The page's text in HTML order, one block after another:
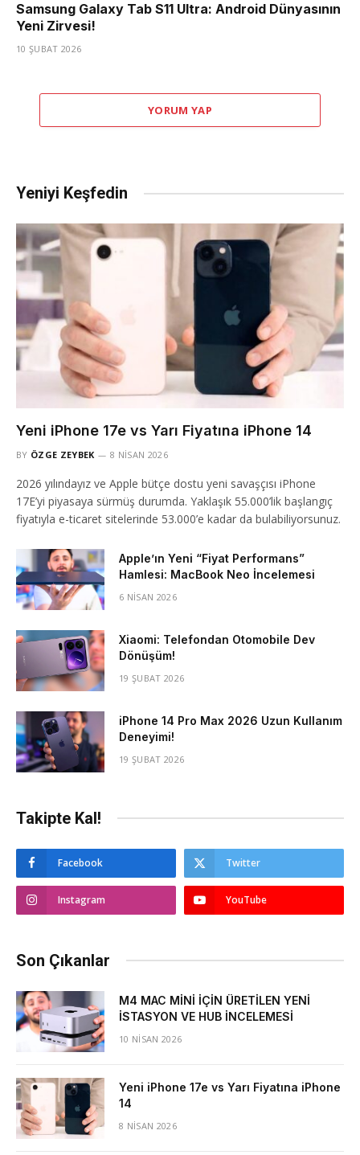
Samsung Galaxy Tab S11 Ultra: Android Dünyasının
Yeni Zirvesi!
10 ŞUBAT 2026
YORUM YAP
Yeniyi Keşfedin
Yeni iPhone 17e vs Yarı Fiyatına iPhone 14
BY ÖZGE ZEYBEK 8 NISAN 2026
2026 yılındayız ve Apple bütçe dostu yeni savaşçısı iPhone
17E’yi piyasaya sürmüş durumda. Yaklaşık 55.000’lik başlangıç
fiyatıyla e-ticaret sitelerinde 53.000’e kadar da bulabiliyorsunuz.
Apple’ın Yeni “Fiyat Performans”
Hamlesi: MacBook Neo İncelemesi
6 NISAN 2026
Xiaomi: Telefondan Otomobile Dev
Dönüşüm!
19 ŞUBAT 2026
iPhone 14 Pro Max 2026 Uzun Kullanım
Deneyimi!
19 ŞUBAT 2026
Takipte Kal!
Facebook Twitter
Instagram YouTube
Son Çıkanlar
M4 MAC MİNİ İÇİN ÜRETİLEN YENİ
İSTASYON VE HUB İNCELEMESİ
10 NISAN 2026
Yeni iPhone 17e vs Yarı Fiyatına iPhone
14
8 NISAN 2026